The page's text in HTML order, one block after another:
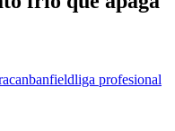
banfieldliga profesional